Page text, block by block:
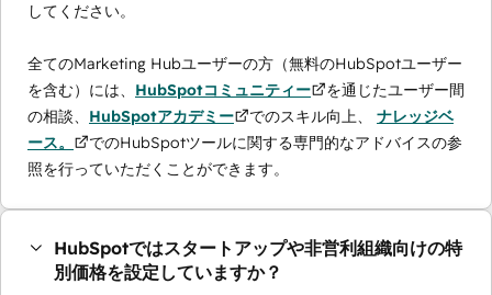
してください。
全てのMarketing Hubユーザーの方（無料のHubSpotユーザー
を含む）には、 HubSpotコミュニティー
を通じたユーザー間
の相談、 HubSpotアカデミー でのスキル向上、 ナレッジベ
ース。
でのHubSpotツールに関する専門的なアドバイスの参
照を行っていただくことができます。
HubSpotではスタートアップや非営利組織向けの特
別価格を設定していますか？